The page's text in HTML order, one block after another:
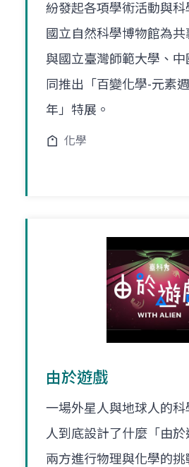
紛發起各項學術活動與科
國立自然科學博物館為共
與國立臺灣師範大學、
同推出「百變化學-元素
年」特展。
化學
由於遊戲
一場外星人與地球人的
人到底設計了什麼「由
兩方進行物理與化學的